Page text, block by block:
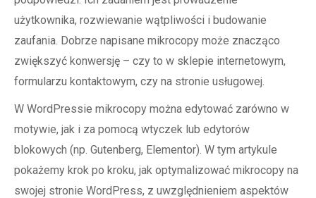
użytkownika, rozwiewanie wątpliwości i budowanie
zaufania. Dobrze napisane mikrocopy może znacząco
zwiększyć konwersję – czy to w sklepie internetowym,
formularzu kontaktowym, czy na stronie usługowej.
W WordPressie mikrocopy można edytować zarówno w
motywie, jak i za pomocą wtyczek lub edytorów
blokowych (np. Gutenberg, Elementor). W tym artykule
pokażemy krok po kroku, jak optymalizować mikrocopy na
swojej stronie WordPress, z uwzględnieniem aspektów